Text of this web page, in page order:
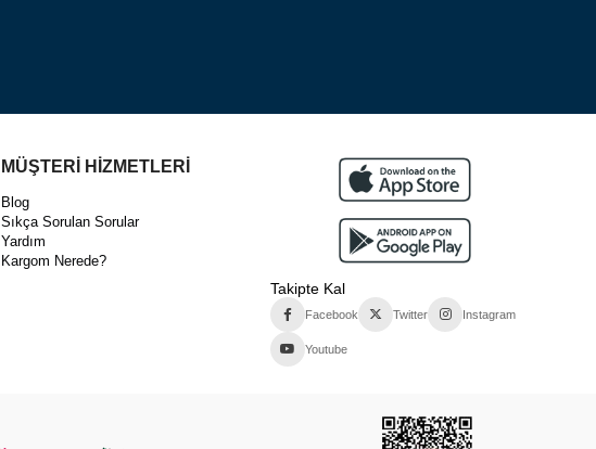
MÜŞTERİ HİZMETLERİ
Blog
Sıkça Sorulan Sorular
Yardım
Kargom Nerede?
Takipte Kal
Facebook Twitter Instagram
Youtube